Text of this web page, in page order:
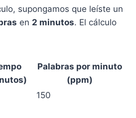
supongamos que leíste un
en 2 minutos. El cálculo
Palabras por minuto
(ppm)
150